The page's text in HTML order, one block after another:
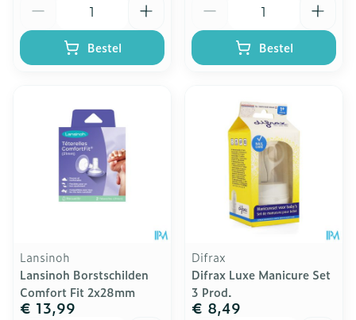
Bestel Bestel
Lansinoh
Lansinoh Borstschilden
Comfort Fit 2x28mm
€ 13,99
Difrax
Difrax Luxe Manicure Set
3 Prod.
€ 8,49